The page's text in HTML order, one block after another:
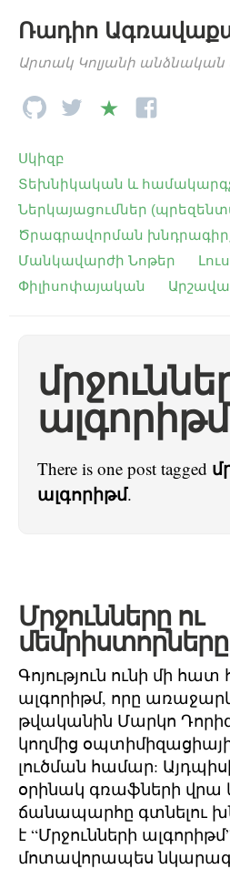
Ռադիո
Արտակ Կոլյանի անձնական
Սկիզբ
Տեխնիկական և
Ներկայացումներ
Ծրագրավորման
Մանկավարժի Նոթեր
Փիլիսոփայական
ալգորիթմ
There is one post tagged
ալգորիթմ.
Մրջունները ու
մեմրիստորները
Գոյություն ունի մի
ալգորիթմ, որը
թվականին Մարկո
կողմից
լուծման համար:
օրինակ գռաֆների վրա
ճանապարհը գտնելու
է “Մրջունների
մոտավորապես